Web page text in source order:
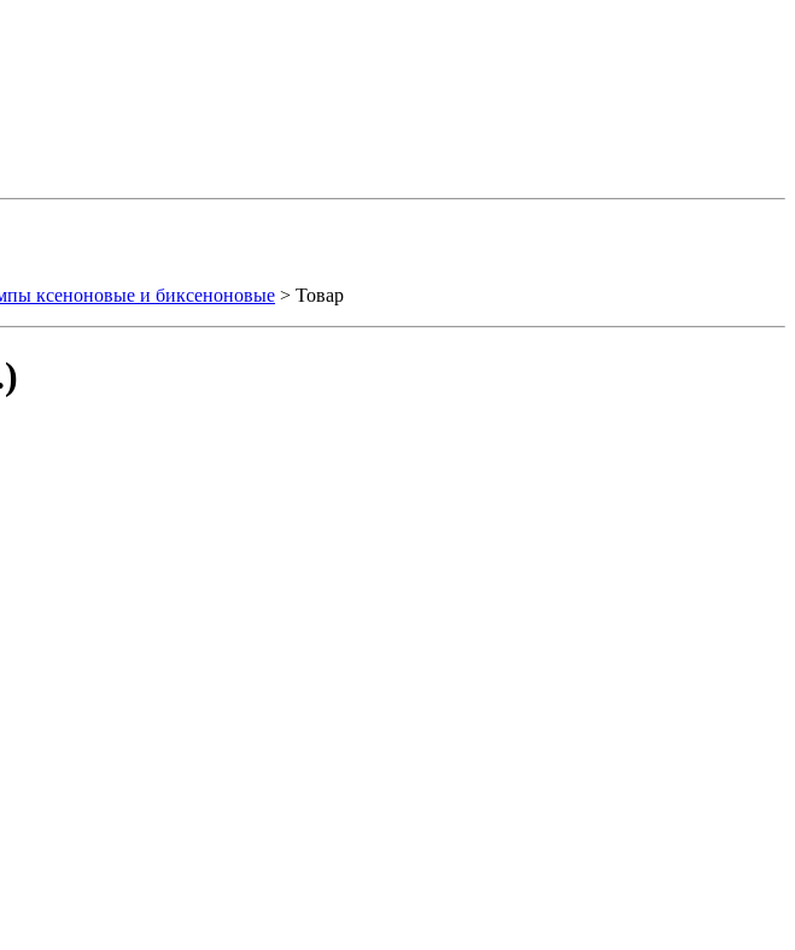
ксеноновые и биксеноновые > Товар